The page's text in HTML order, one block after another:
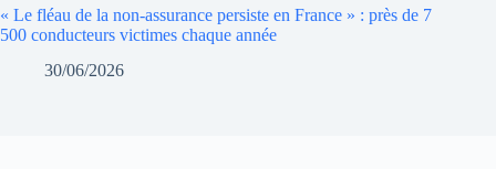
« Le fléau de la non-assurance persiste en France » : près de 7
500 conducteurs victimes chaque année
30/06/2026